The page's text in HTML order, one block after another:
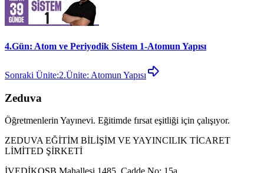
4.Gün: Atom ve Periyodik Sistem 1-Atomun Yapısı
Sonraki Ünite:2.Ünite: Atomun Yapısı
Zeduva
Öğretmenlerin Yayınevi. Eğitimde fırsat eşitliği için çalışıyor.
ZEDUVA EĞİTİM BİLİŞİM VE YAYINCILIK TİCARET
LİMİTED ŞİRKETİ